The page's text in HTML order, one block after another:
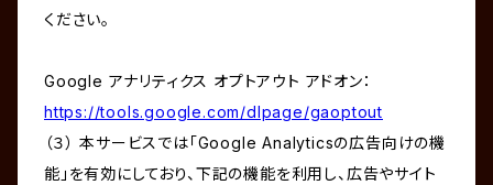
ください。
Google アナリティクス オプトアウト アドオン：
https://tools.google.com/dlpage/gaoptout
（３） 本サービスでは「Google Analyticsの広告向けの機
能」を有効にしており、下記の機能を利用し、広告やサイト